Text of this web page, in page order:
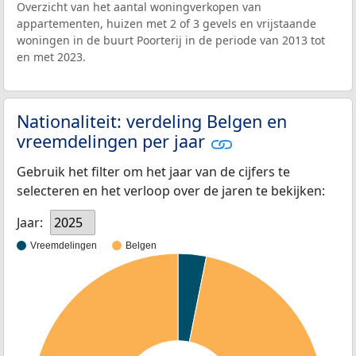
Overzicht van het aantal woningverkopen van
appartementen, huizen met 2 of 3 gevels en vrijstaande
woningen in de buurt Poorterij in de periode van 2013 tot
en met 2023.
Nationaliteit: verdeling Belgen en
vreemdelingen per jaar
Gebruik het filter om het jaar van de cijfers te
selecteren en het verloop over de jaren te bekijken:
Jaar:
2025
Vreemdelingen Belgen